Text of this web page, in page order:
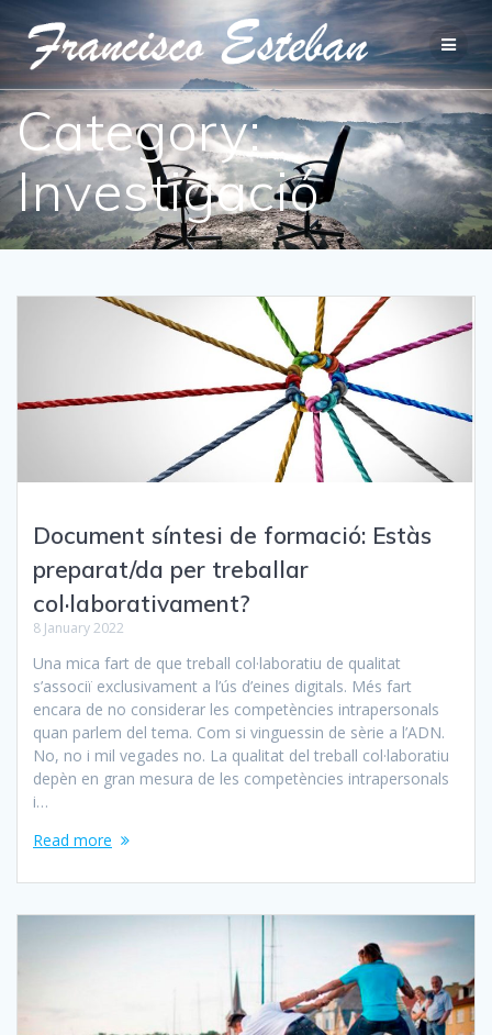
Category:
Investigació
Document síntesi de formació: Estàs
preparat/da per treballar
col·laborativament?
8 January 2022
Una mica fart de que treball col·laboratiu de qualitat
s’associï exclusivament a l’ús d’eines digitals. Més fart
encara de no considerar les competències intrapersonals
quan parlem del tema. Com si vinguessin de sèrie a l’ADN.
No, no i mil vegades no. La qualitat del treball col·laboratiu
depèn en gran mesura de les competències intrapersonals
i…
Read more